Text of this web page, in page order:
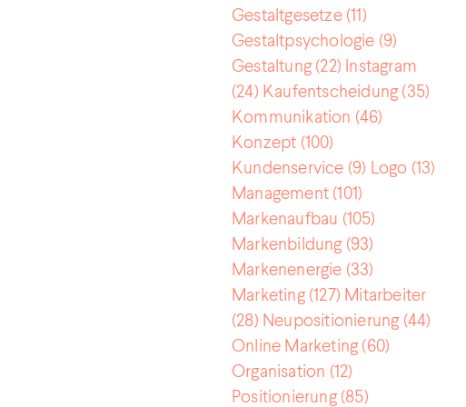
Gestaltgesetze(11)
Gestaltpsychologie (9)
Gestaltung(22) Instagram
(24) Kaufentscheidung(35)
Kommunikation (46)
Konzept (100)
Kundenservice (9) Logo (13)
Management (101)
Markenaufbau (105)
Markenbildung(93)
Markenenergie (33)
Marketing(127) Mitarbeiter
(28) Neupositionierung(44)
Online Marketing(60)
Organisation (12)
Positionierung(85)